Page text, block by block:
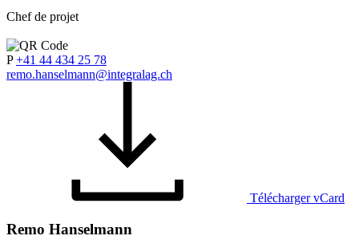
Chef de projet
P +41 44 434 25 78
remo.hanselmann@integralag.ch
Télécharger vCard
Remo Hanselmann